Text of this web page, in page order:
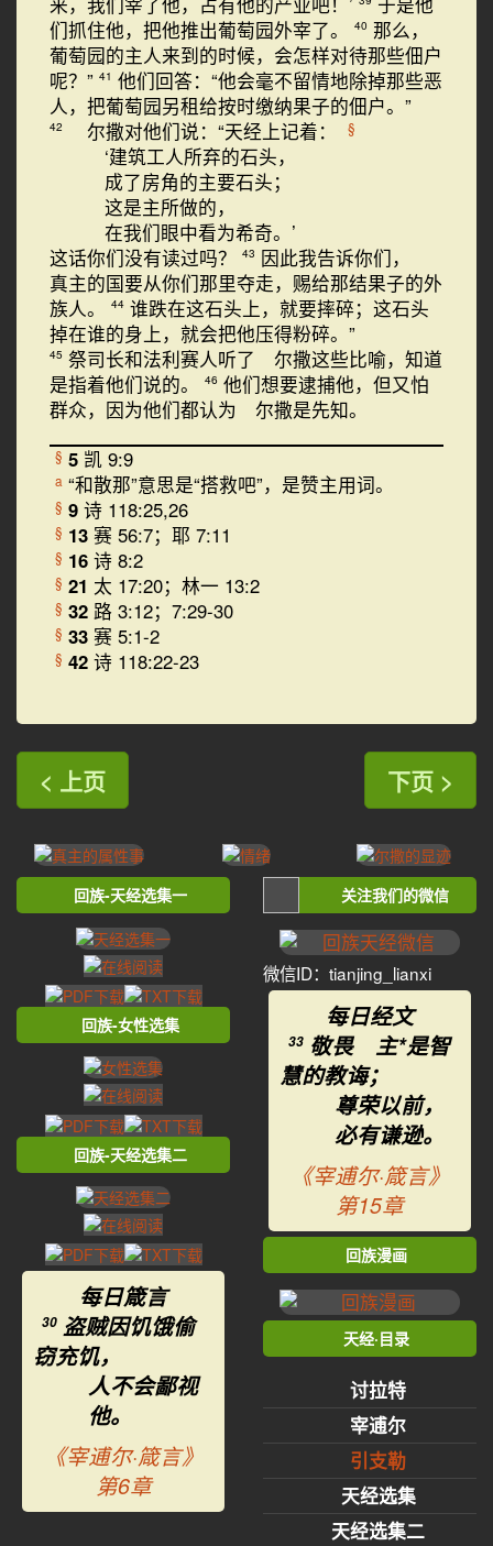
们抓住他，把他推出葡萄园外宰了。
40 那么，
葡萄园的主人来到的时候，会怎样对待那些佃户
呢？” 41 他们回答：“他会毫不留情地除掉那些恶
人，把葡萄园另租给按时缴纳果子的佃户。”
42 尔撒对他们说：“天经上记着： §
‘建筑工人所弃的石头，
成了房角的主要石头；
这是主所做的，
在我们眼中看为希奇。’
这话你们没有读过吗？
43 因此我告诉你们，
真主的国要从你们那里夺走，赐给那结果子的外
族人。
44 谁跌在这石头上，就要摔碎；这石头
掉在谁的身上，就会把他压得粉碎。”
45 祭司长和法利赛人听了 尔撒这些比喻，知道
是指着他们说的。
46 他们想要逮捕他，但又怕
群众，因为他们都认为 尔撒是先知。
§ 5 凯 9:9
a “和散那”意思是“搭救吧”，是赞主用词。
§ 9 诗 118:25,26
§ 13 赛 56:7；耶 7:11
§ 16 诗 8:2
§ 21 太 17:20；林一 13:2
§ 32 路 3:12；7:29-30
§ 33 赛 5:1-2
§ 42 诗 118:22-23
< 上页 下页 >
回族-天经选集一
回族-女性选集
回族-天经选集二
每日箴言
30 盗贼因饥饿偷
窃充饥，
人不会鄙视
他。
《宰逋尔·箴言》
第6章
关注我们的微信
微信ID：tianjing_lianxi
每日经文
33 敬畏 主*是智
慧的教诲；
尊荣以前，
必有谦逊。
《宰逋尔·箴言》
第15章
回族漫画
天经·目录
讨拉特
宰逋尔
引支勒
天经选集
天经选集二